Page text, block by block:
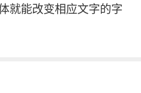
就能改变相应文字的字